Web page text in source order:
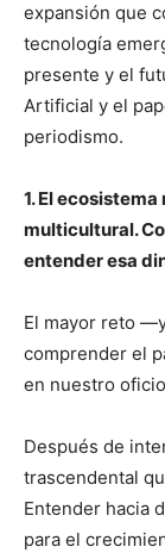
expansión que
tecnología
presente y el
Artificial y el
periodismo.
1. El
multicultural.
entender esa
El mayor reto
comprender el
en nuestro
Después de
trascendental
Entender hacia
para el